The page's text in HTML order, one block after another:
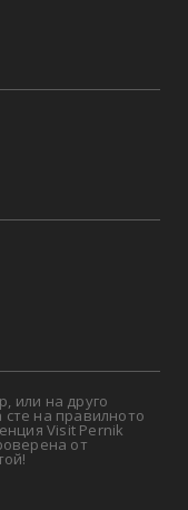
или на друго
сте на правилното
Visit Pernik
от